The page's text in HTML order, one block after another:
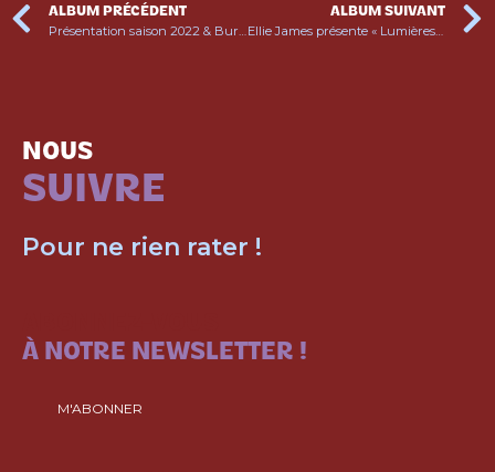
ALBUM PRÉCÉDENT ALBUM SUIVANT
Ellie James présente « Lumières ! »
NOUS
SUIVRE
Pour ne rien rater !
À NOTRE NEWSLETTER !
M'ABONNER